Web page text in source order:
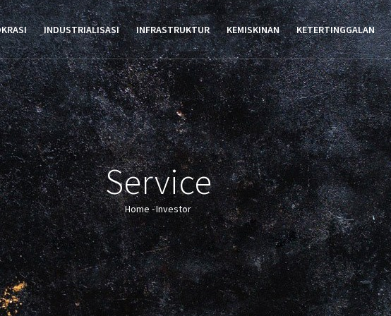
INDUSTRIALISASI INFRASTRUKTUR KEMISKINAN KETERTINGGALAN
Service
Breadcrumb
Home -Investor